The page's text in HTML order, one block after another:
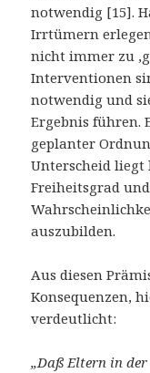
notwendig [15].
Irrtümern
nicht immer zu
Interventionen
notwendig und
Ergebnis führen.
geplanter
Unterscheid
Freiheitsgrad
auszubilden.
Aus diesen
Konsequenzen,
verdeutlicht:
„Daß Eltern in